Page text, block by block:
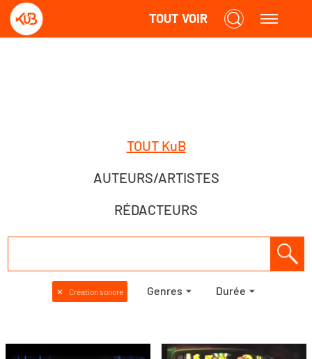
TOUT VOIR
TOUT KuB
AUTEURS/ARTISTES
RÉDACTEURS
✕ Création sonore Genres Durée